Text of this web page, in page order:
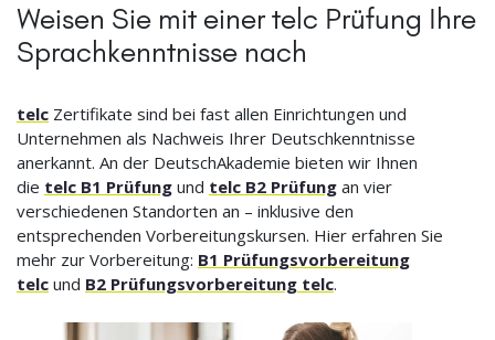
Weisen Sie mit einer telc Prüfung Ihre
Sprachkenntnisse nach
telc Zertifikate sind bei fast allen Einrichtungen und
Unternehmen als Nachweis Ihrer Deutschkenntnisse
anerkannt. An der DeutschAkademie bieten wir Ihnen
die telc B1 Prüfung und telc B2 Prüfung an vier
verschiedenen Standorten an – inklusive den
entsprechenden Vorbereitungskursen. Hier erfahren Sie
mehr zur Vorbereitung: B1 Prüfungsvorbereitung
telc und B2 Prüfungsvorbereitung telc.